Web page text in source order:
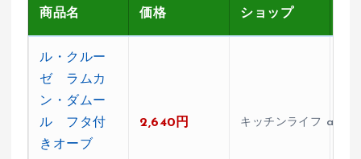
商品名 価格 ショップ
ル・クルー
ゼ ラムカ
ン・ダムー
ル フタ付
きオーブ
2,640円 キッチンライフ ando